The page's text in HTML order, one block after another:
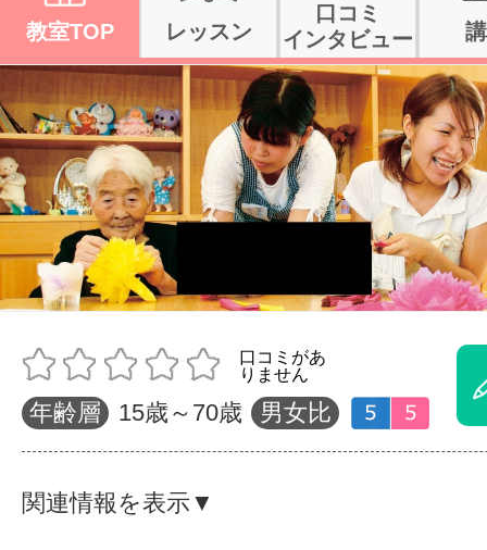
通信講座を
体験レッス
やりたいこ
特集をみる
グッドスク
教室TOP レッスン
口コミ
インタビュー
年齢層 15歳～70歳 男女比
関連情報を表示▼